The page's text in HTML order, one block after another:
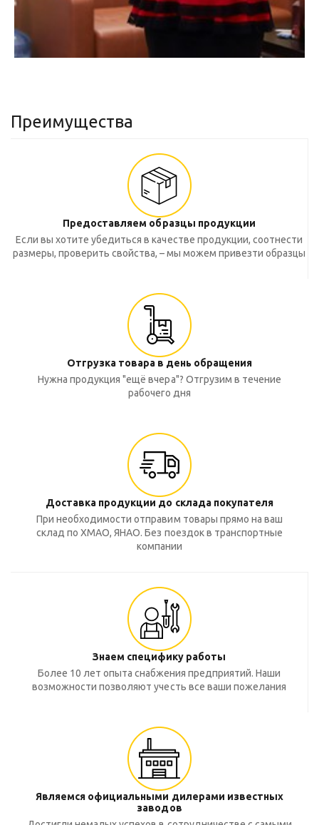
Преимущества
Предоставляем образцы продукции
Если вы хотите убедиться в качестве продукции, соотнести
размеры, проверить свойства, – мы можем привезти образцы
Отгрузка товара в день обращения
Нужна продукция "ещё вчера"? Отгрузим в течение
рабочего дня
Доставка продукции до склада покупателя
При необходимости отправим товары прямо на ваш
склад по ХМАО, ЯНАО. Без поездок в транспортные
компании
Знаем специфику работы
Более 10 лет опыта снабжения предприятий. Наши
возможности позволяют учесть все ваши пожелания
Являемся официальными дилерами известных
заводов